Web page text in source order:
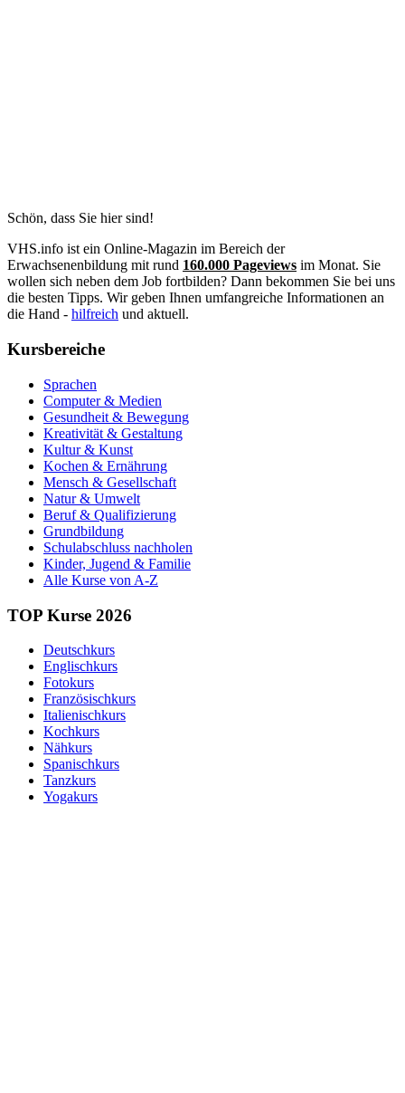
Schön, dass Sie hier sind!
VHS.info ist ein Online-Magazin im Bereich der
Erwachsenenbildung mit rund 160.000 Pageviews im Monat. Sie
wollen sich neben dem Job fortbilden? Dann bekommen Sie bei uns
die besten Tipps. Wir geben Ihnen umfangreiche Informationen an
die Hand - hilfreich und aktuell.
Kursbereiche
Sprachen
Computer & Medien
Gesundheit & Bewegung
Kreativität & Gestaltung
Kultur & Kunst
Kochen & Ernährung
Mensch & Gesellschaft
Natur & Umwelt
Beruf & Qualifizierung
Grundbildung
Schulabschluss nachholen
Kinder, Jugend & Familie
Alle Kurse von A-Z
TOP Kurse 2026
Deutschkurs
Englischkurs
Fotokurs
Französischkurs
Italienischkurs
Kochkurs
Nähkurs
Spanischkurs
Tanzkurs
Yogakurs